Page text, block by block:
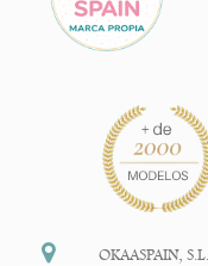
OKAASPAIN, S.L.